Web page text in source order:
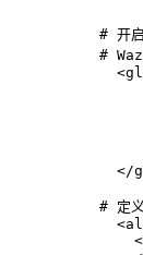
# 开
#
</
# 定